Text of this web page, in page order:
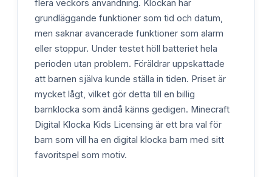
flera veckors användning. Klockan har
grundläggande funktioner som tid och datum,
men saknar avancerade funktioner som alarm
eller stoppur. Under testet höll batteriet hela
perioden utan problem. Föräldrar uppskattade
att barnen själva kunde ställa in tiden. Priset är
mycket lågt, vilket gör detta till en billig
barnklocka som ändå känns gedigen. Minecraft
Digital Klocka Kids Licensing är ett bra val för
barn som vill ha en digital klocka barn med sitt
favoritspel som motiv.